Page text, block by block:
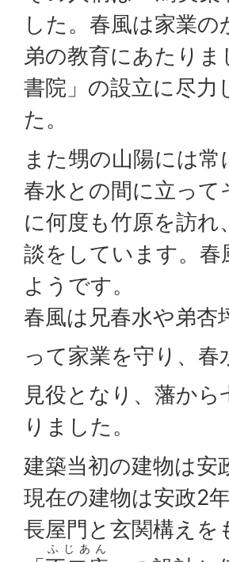
した。春風は家業
弟の教育にあたり
書院」の設立に尽力
た。
また甥の山陽には
春水との間に立っ
に何度も竹原を訪れ
談をしています。
ようです。
春風は兄春水や弟杏
って家業を守り、
見役となり、藩から
りました。
建築当初の建物は
現在の建物は安政2
長屋門と玄関構えを
ふじあん